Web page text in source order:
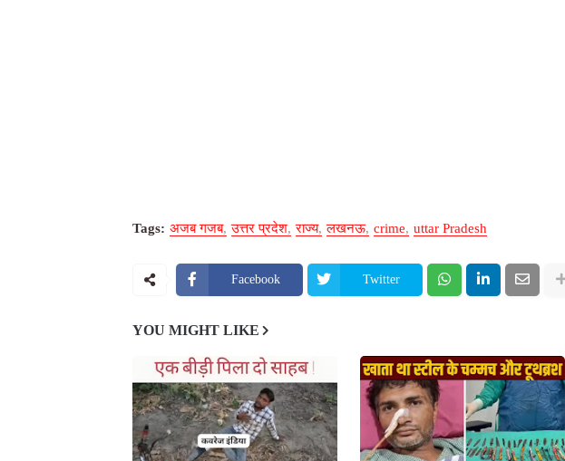
Tags: अजब गजब उत्तर प्रदेश राज्य लखनऊ crime uttar Pradesh
Facebook Twitter
YOU MIGHT LIKE